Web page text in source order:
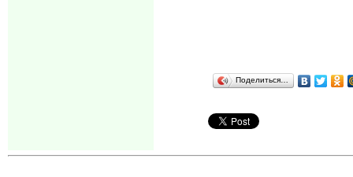
Поделиться…